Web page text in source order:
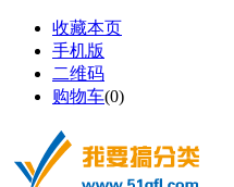
收藏本页
手机版
二维码
购物车(0)